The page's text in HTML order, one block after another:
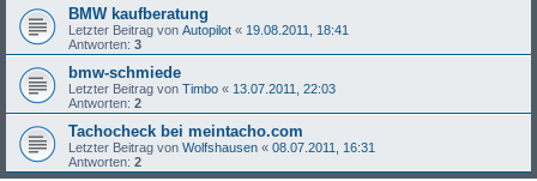
BMW kaufberatung
Letzter Beitrag von Autopilot « 19.08.2011, 18:41
Antworten: 3
bmw-schmiede
Letzter Beitrag von Timbo « 13.07.2011, 22:03
Antworten: 2
Tachocheck bei meintacho.com
Letzter Beitrag von Wolfshausen « 08.07.2011, 16:31
Antworten: 2